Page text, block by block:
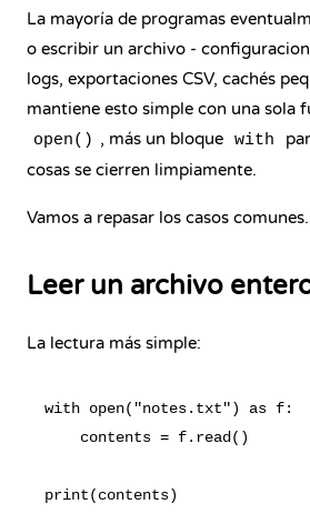
La mayoría de programas
o escribir un archivo -
logs, exportaciones CSV, cachés
mantiene esto simple con una sola
open() , más un bloque with
cosas se cierren limpiamente.
Vamos a repasar los casos comunes.
Leer un archivo
La lectura más simple:
with open("notes.txt") as f:
    contents = f.read()